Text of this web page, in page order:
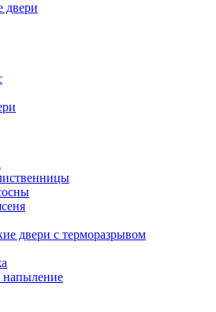
двери
двери с терморазрывом